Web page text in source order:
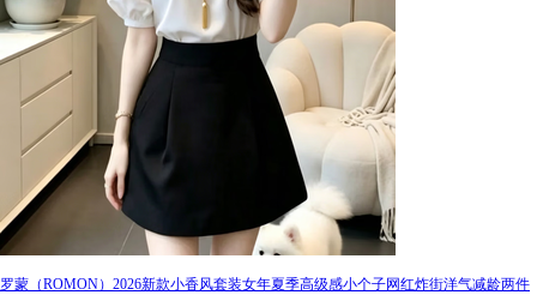
罗蒙（ROMON）2026新款小香风套装女年夏季高级感小个子网红炸街洋气减龄两件